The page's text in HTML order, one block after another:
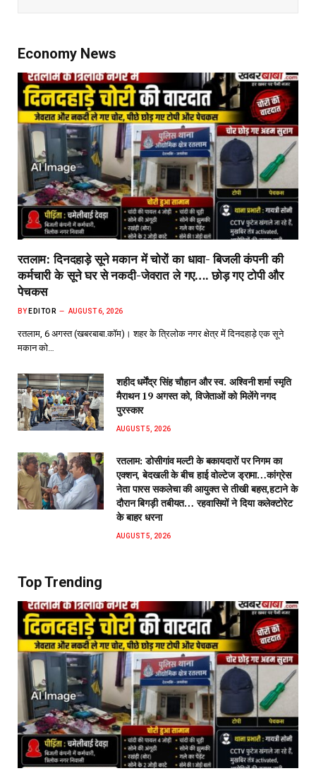
Economy News
रतलाम: दिनदहाड़े सूने मकान में चोरों का धावा- बिजली कंपनी की
कर्मचारी के सूने घर से नकदी-जेवरात ले गए…. छोड़ गए टोपी और
पेचकस
BY EDITOR AUGUST 6, 2026
रतलाम, 6 अगस्त (खबरबाबा.कॉम)। शहर के त्रिलोक नगर क्षेत्र में दिनदहाड़े एक सूने
मकान को…
शहीद धर्मेंद्र सिंह चौहान और स्व. अश्विनी शर्मा स्मृति
मैराथन 19 अगस्त को, विजेताओं को मिलेंगे नगद
पुरस्कार
AUGUST 5, 2026
रतलाम: डोसीगांव मल्टी के बकायदारों पर निगम का
एक्शन, बेदखली के बीच हाई वोल्टेज ड्रामा…कांग्रेस
नेता पारस सकलेचा की आयुक्त से तीखी बहस,हटाने के
दौरान बिगड़ी तबीयत… रहवासियों ने दिया कलेक्टोरेट
के बाहर धरना
AUGUST 5, 2026
Top Trending